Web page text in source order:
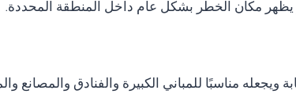
يظهر مكان الخطر بشكل عام داخل المنطقة المحددة.
مناسبًا للمباني الكبيرة والفنادق والمصانع